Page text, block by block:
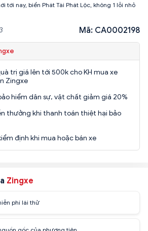
tới nay, biển Phát Tài Phát Lộc, không 1 lỗi nhỏ
Mã: CA0002198
trị giá lên tới 500k cho KH mua xe
Zingxe
hiểm dân sự, vật chất giảm giá 20%
thưởng khi thanh toán thiệt hại bảo
định khi mua hoặc bán xe
Zingxe
phí lái thử